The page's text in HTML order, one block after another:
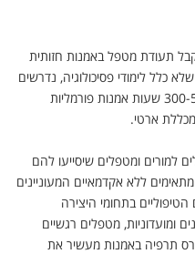
תעודת מטפל באמנות חזותית
כלל לימודי פסיכולוגיה, נדרשים
להשלמת קורסי פסיכולוגיה, והשלמת 300-500 שעות אמנות פורמליות
ארטי.
למורים ומטפלים שיסייעו להם
ללא אקדמאיים המעוניינים
בתחומי היצירה
ומועדוניות, מטפלים רגשיים
תרפיה באמנות מעשיר את